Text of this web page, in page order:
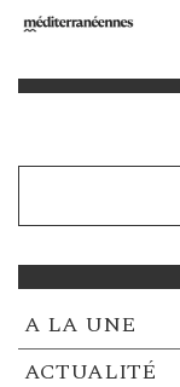
A LA UNE
ACTUALITÉ